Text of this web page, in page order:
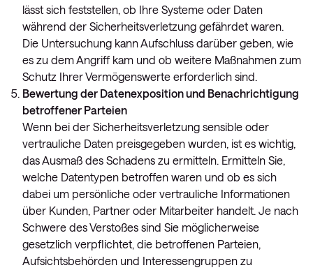
lässt sich feststellen, ob Ihre Systeme oder Daten
während der Sicherheitsverletzung gefährdet waren.
Die Untersuchung kann Aufschluss darüber geben, wie
es zu dem Angriff kam und ob weitere Maßnahmen zum
Schutz Ihrer Vermögenswerte erforderlich sind.
Bewertung der Datenexposition und Benachrichtigung
betroffener Parteien
Wenn bei der Sicherheitsverletzung sensible oder
vertrauliche Daten preisgegeben wurden, ist es wichtig,
das Ausmaß des Schadens zu ermitteln. Ermitteln Sie,
welche Datentypen betroffen waren und ob es sich
dabei um persönliche oder vertrauliche Informationen
über Kunden, Partner oder Mitarbeiter handelt. Je nach
Schwere des Verstoßes sind Sie möglicherweise
gesetzlich verpflichtet, die betroffenen Parteien,
Aufsichtsbehörden und Interessengruppen zu